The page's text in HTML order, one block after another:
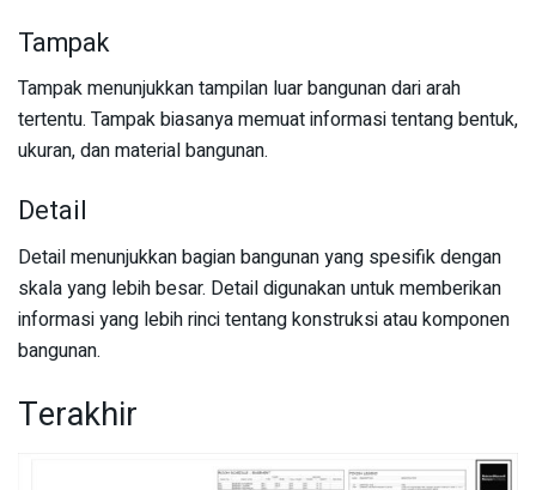
Tampak
Tampak menunjukkan tampilan luar bangunan dari arah
tertentu. Tampak biasanya memuat informasi tentang bentuk,
ukuran, dan material bangunan.
Detail
Detail menunjukkan bagian bangunan yang spesifik dengan
skala yang lebih besar. Detail digunakan untuk memberikan
informasi yang lebih rinci tentang konstruksi atau komponen
bangunan.
Terakhir